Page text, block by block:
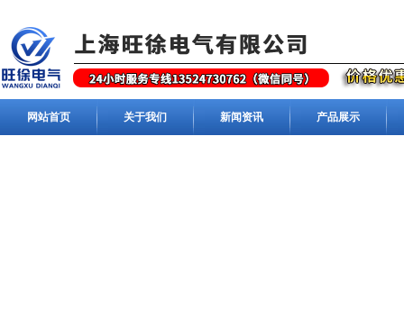
网站首页 关于我们 新闻资讯 产品展示